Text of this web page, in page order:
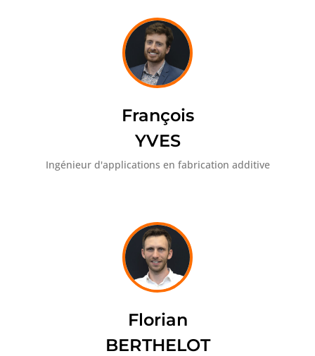
François
YVES
Ingénieur d'applications en fabrication additive
Florian
BERTHELOT